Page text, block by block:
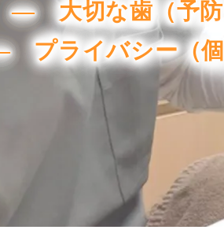
― 大切な歯（予
プライバシー（